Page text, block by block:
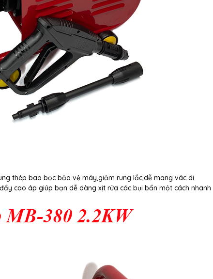
thép bao bọc bảo vệ máy,giảm rung lắc,dễ mang vác di
cao áp giúp bạn dễ dàng xịt rửa các bụi bẩn một cách nhanh